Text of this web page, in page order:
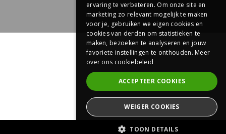
ervaring te verbeteren. Om onze site en
marketing zo relevant mogelijk te maken
voor je, gebruiken we eigen cookies en
cookies van derden om statistieken te
maken, bezoeken te analyseren en jouw
favoriete instellingen te onthouden. Meer
over ons cookiebeleid
ACCEPTEER COOKIES
WEIGER COOKIES
TOON DETAILS